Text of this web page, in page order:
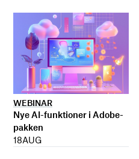
WEBINAR
Nye AI-funktioner i Adobe-
pakken
18AUG